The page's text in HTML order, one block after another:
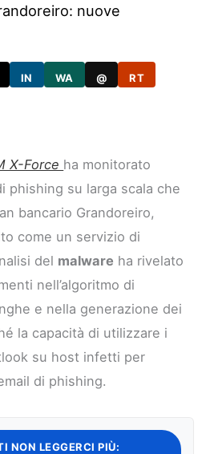
nuove
IN WA @ RT
X-Force ha monitorato
phishing su larga scala che
bancario Grandoreiro,
come un servizio di
del malware ha rivelato
nell’algoritmo di
e nella generazione dei
la capacità di utilizzare i
su host infetti per
di phishing.
NON LEGGERCI PIÙ: